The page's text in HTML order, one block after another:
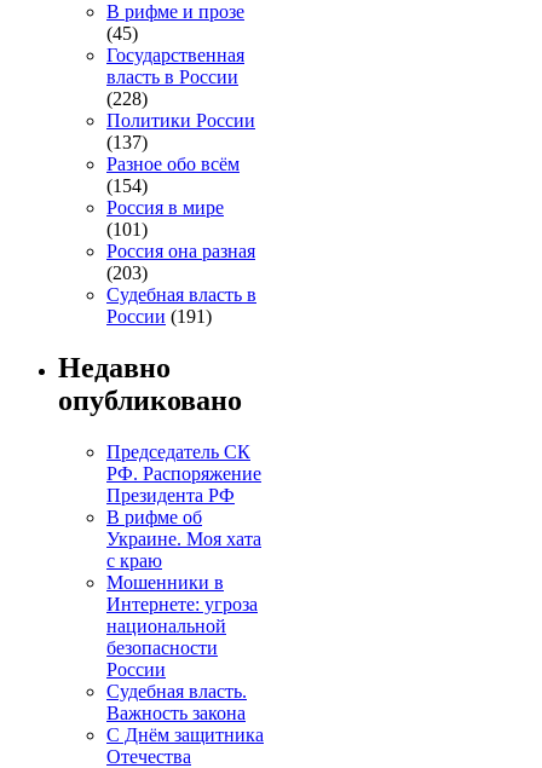
В рифме и прозе
(45)
Государственная
власть в России
(228)
Политики России
(137)
Разное обо всём
(154)
Россия в мире
(101)
Россия она разная
(203)
Судебная власть в
России (191)
Недавно
опубликовано
Председатель СК
РФ. Распоряжение
Президента РФ
В рифме об
Украине. Моя хата
с краю
Мошенники в
Интернете: угроза
национальной
безопасности
России
Судебная власть.
Важность закона
С Днём защитника
Отечества